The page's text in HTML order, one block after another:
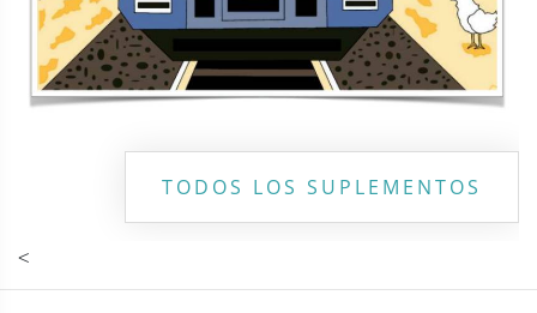
TODOS LOS SUPLEMENTOS
<